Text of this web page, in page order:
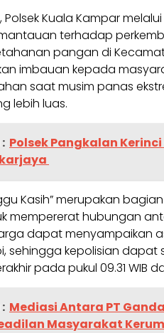
Polsek Kuala Kampar
terhadap
pangan di
imbauan kepada
saat musim panas
lebih luas.
Polsek Pangkalan
Kasih” merupakan
mempererat hubungan
dapat menyampaikan
sehingga kepolisian dapat
pada pukul 09.31 WIB
Mediasi Antara PT
Masyarakat